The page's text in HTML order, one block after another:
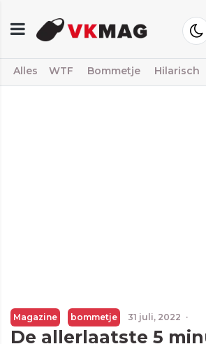
Alles WTF Bommetje Hilarisch
Magazine bommetje 31 juli, 2022 ·
De allerlaatste 5